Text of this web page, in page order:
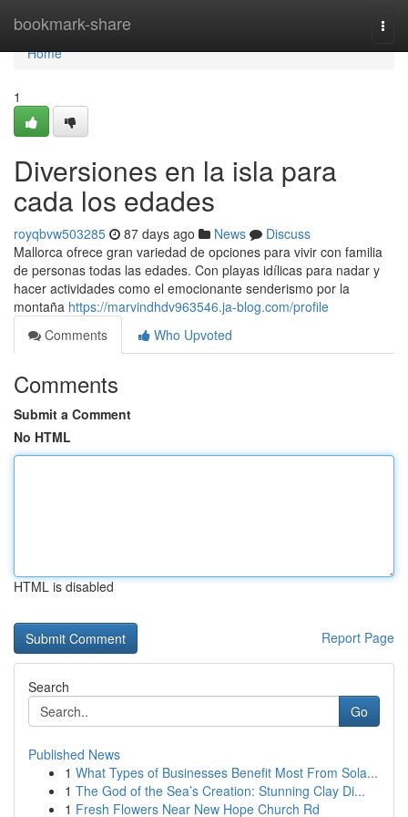
bookmark-share
Home
Home
1
Diversiones en la isla para
cada los edades
royqbvw503285 87 days ago News
Discuss
Mallorca ofrece gran variedad de opciones para vivir con familia
de personas todas las edades. Con playas idílicas para nadar y
hacer actividades como el emocionante senderismo por la
montaña https://marvindhdv963546.ja-blog.com/profile
Comments
Who Upvoted
Comments
Submit a Comment
No HTML
HTML is disabled
Report Page
Search
Go
Published News
1 What Types of Businesses Benefit Most From Sola...
1 The God of the Sea’s Creation: Stunning Clay Di...
1 Fresh Flowers Near New Hope Church Rd